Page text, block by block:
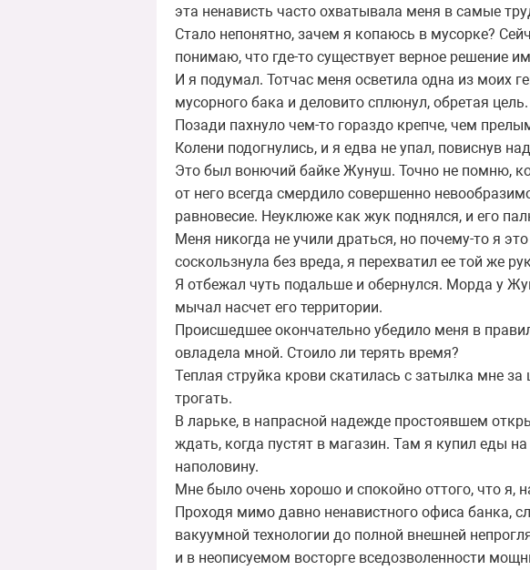
эта ненависть часто охватывала меня в самые
Стало непонятно, зачем я копаюсь в мусорке?
понимаю, что где-то существует верное решение
И я подумал. Тотчас меня осветила одна из моих
мусорного бака и деловито сплюнул, обретая цель.
Позади пахнуло чем-то гораздо крепче, чем
Колени подогнулись, и я едва не упал, повиснув
Это был вонючий байке Жунуш. Точно не помню,
от него всегда смердило совершенно
равновесие. Неуклюже как жук поднялся, и его
Меня никогда не учили драться, но почему-то я
соскользнула без вреда, я перехватил ее той же
Я отбежал чуть подальше и обернулся. Морда у
мычал насчет его территории.
Происшедшее окончательно убедило меня в
овладела мной. Стоило ли терять время?
Теплая струйка крови скатилась с затылка мне
трогать.
В ларьке, в напрасной надежде простоявшем
ждать, когда пустят в магазин. Там я купил еды
наполовину.
Мне было очень хорошо и спокойно оттого, что я,
Проходя мимо давно ненавистного офиса банка,
вакуумной технологии до полной внешней
и в неописуемом восторге вседозволенности